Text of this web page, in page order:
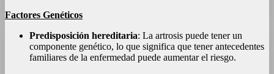
Factores Genéticos
Predisposición hereditaria: La artrosis puede tener un
componente genético, lo que significa que tener antecedentes
familiares de la enfermedad puede aumentar el riesgo.